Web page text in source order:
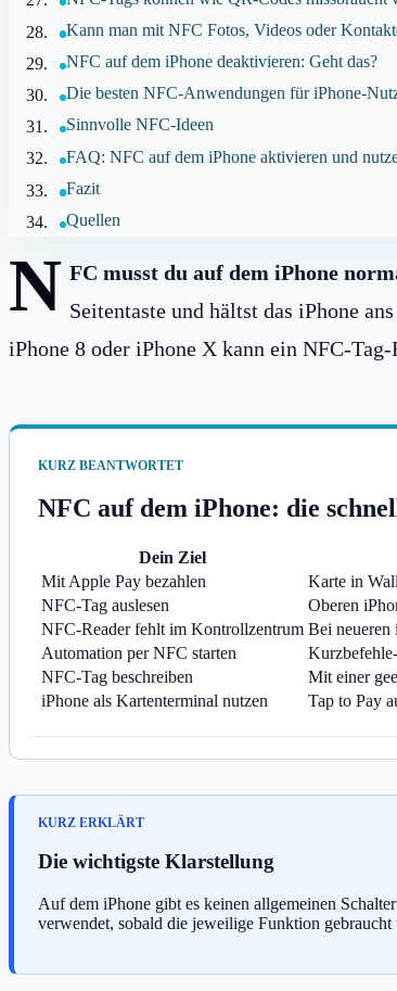
Kann man mit NFC Fotos, Videos oder
NFC auf dem iPhone deaktivieren: Geht das?
Die besten NFC-Anwendungen für iPhone-
Sinnvolle NFC-Ideen
FAQ: NFC auf dem iPhone aktivieren und
Fazit
Quellen
N FC musst du auf dem iPhone
Seitentaste und hältst das iPhone
iPhone 8 oder iPhone X kann ein NFC-
KURZ BEANTWORTET
NFC auf dem iPhone: die
Dein Ziel
Mit Apple Pay bezahlen
Karte in
NFC-Tag auslesen
Oberen
NFC-Reader fehlt im Kontrollzentrum Bei neueren
Automation per NFC starten
NFC-Tag beschreiben
Mit einer
iPhone als Kartenterminal nutzen
Tap to Pay
Die wichtigste Klarstellung
Auf dem iPhone gibt es keinen allgemeinen
verwendet, sobald die jeweilige Funktion gebraucht